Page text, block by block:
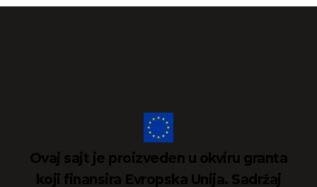
Ovaj sajt je proizveden u okviru granta
koji finansira Evropska Unija. Sadržaj